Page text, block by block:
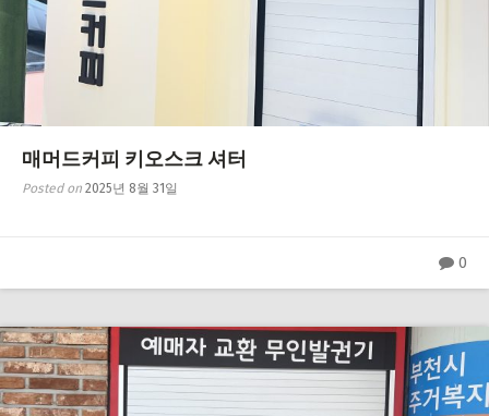
매머드커피 키오스크 셔터
Posted on 2025년 8월 31일
0